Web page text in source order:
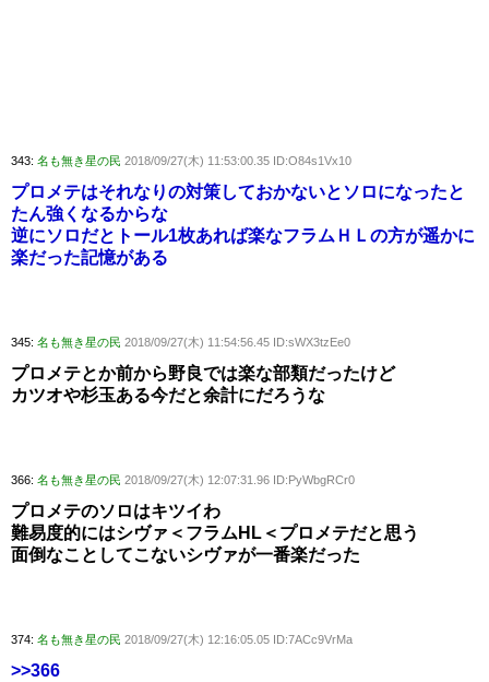
343: 名も無き星の民 2018/09/27(木) 11:53:00.35 ID:O84s1Vx10
プロメテはそれなりの対策しておかないとソロになったと
たん強くなるからな
逆にソロだとトール1枚あれば楽なフラムＨＬの方が遥かに
楽だった記憶がある
345: 名も無き星の民 2018/09/27(木) 11:54:56.45 ID:sWX3tzEe0
プロメテとか前から野良では楽な部類だったけど
カツオや杉玉ある今だと余計にだろうな
366: 名も無き星の民 2018/09/27(木) 12:07:31.96 ID:PyWbgRCr0
プロメテのソロはキツイわ
難易度的にはシヴァ＜フラムHL＜プロメテだと思う
面倒なことしてこないシヴァが一番楽だった
374: 名も無き星の民 2018/09/27(木) 12:16:05.05 ID:7ACc9VrMa
>>366